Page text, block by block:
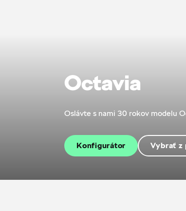
Octavia
Oslávte s nami 30 rokov modelu
Konfigurátor Vybrať z